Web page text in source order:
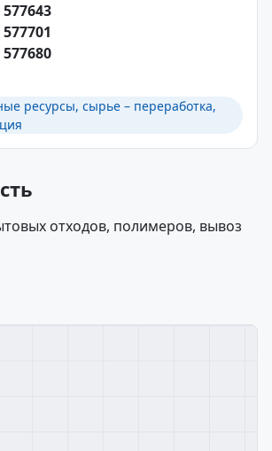
577643
577680
ресурсы, сырье – переработка,
отходов, полимеров, вывоз